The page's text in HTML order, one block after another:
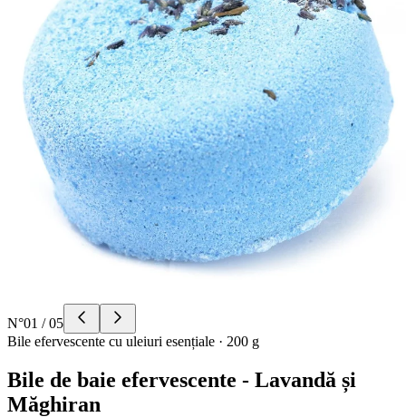
N°01 /05
Bile efervescente cu uleiuri esențiale · 200 g
Bile de baie efervescente - Lavandă și
Măghiran